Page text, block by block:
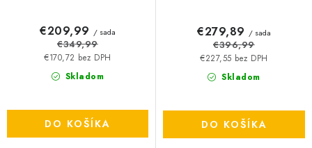
Skladom
€170,72 bez DPH
€209,99 / sada
€349,99
DO KOŠÍKA
Skladom
€227,55 bez DPH
€279,89 / sada
€396,99
DO KOŠÍKA